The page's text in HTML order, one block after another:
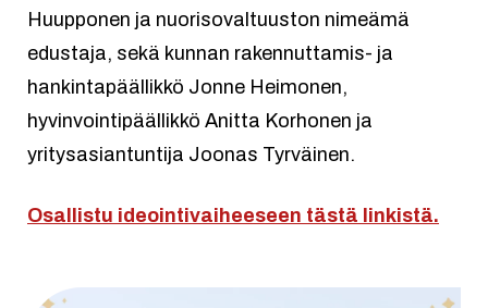
Huupponen ja nuorisovaltuuston nimeämä
edustaja, sekä kunnan rakennuttamis- ja
hankintapäällikkö Jonne Heimonen,
hyvinvointipäällikkö Anitta Korhonen ja
yritysasiantuntija Joonas Tyrväinen.
Osallistu ideointivaiheeseen tästä linkistä.